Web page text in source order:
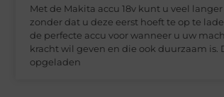
Met de Makita accu 18v kunt u veel
zonder dat u deze eerst hoeft te op te
de perfecte accu voor wanneer u uw
kracht wil geven en die ook duurzaam is.
opgeladen